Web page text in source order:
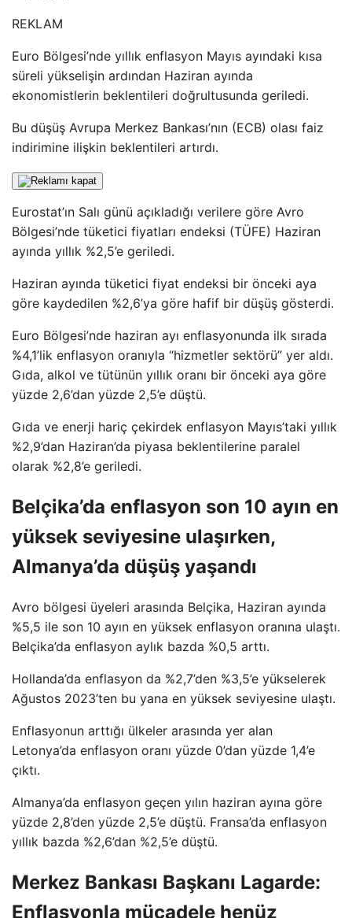
REKLAM
Euro Bölgesi’nde yıllık enflasyon Mayıs ayındaki kısa
süreli yükselişin ardından Haziran ayında
ekonomistlerin beklentileri doğrultusunda geriledi.
Bu düşüş Avrupa Merkez Bankası’nın (ECB) olası faiz
indirimine ilişkin beklentileri artırdı.
Eurostat’ın Salı günü açıkladığı verilere göre Avro
Bölgesi’nde tüketici fiyatları endeksi (TÜFE) Haziran
ayında yıllık %2,5’e geriledi.
Haziran ayında tüketici fiyat endeksi bir önceki aya
göre kaydedilen %2,6’ya göre hafif bir düşüş gösterdi.
Euro Bölgesi’nde haziran ayı enflasyonunda ilk sırada
%4,1’lik enflasyon oranıyla “hizmetler sektörü” yer aldı.
Gıda, alkol ve tütünün yıllık oranı bir önceki aya göre
yüzde 2,6’dan yüzde 2,5’e düştü.
Gıda ve enerji hariç çekirdek enflasyon Mayıs’taki yıllık
%2,9’dan Haziran’da piyasa beklentilerine paralel
olarak %2,8’e geriledi.
Belçika’da enflasyon son 10 ayın en
yüksek seviyesine ulaşırken,
Almanya’da düşüş yaşandı
Avro bölgesi üyeleri arasında Belçika, Haziran ayında
%5,5 ile son 10 ayın en yüksek enflasyon oranına ulaştı.
Belçika’da enflasyon aylık bazda %0,5 arttı.
Hollanda’da enflasyon da %2,7’den %3,5’e yükselerek
Ağustos 2023’ten bu yana en yüksek seviyesine ulaştı.
Enflasyonun arttığı ülkeler arasında yer alan
Letonya’da enflasyon oranı yüzde 0’dan yüzde 1,4’e
çıktı.
Almanya’da enflasyon geçen yılın haziran ayına göre
yüzde 2,8’den yüzde 2,5’e düştü. Fransa’da enflasyon
yıllık bazda %2,6’dan %2,5’e düştü.
Merkez Bankası Başkanı Lagarde:
Enflasyonla mücadele henüz